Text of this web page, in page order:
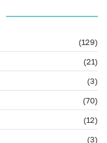
(129)
(21)
(3)
(70)
(12)
(3)